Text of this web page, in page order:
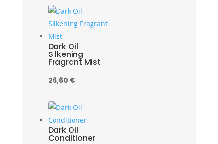
Dark Oil
Silkening
Fragrant Mist
26,60 €
Dark Oil
Conditioner